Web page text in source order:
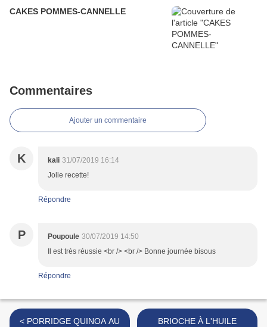
CAKES POMMES-CANNELLE
Commentaires
Ajouter un commentaire
K kali 31/07/2019 16:14
Jolie recette!
Répondre
P Poupoule 30/07/2019 14:50
Il est très réussie <br /> <br /> Bonne journée bisous
Répondre
< PORRIDGE QUINOA AU
BRIOCHE À L'HUILE